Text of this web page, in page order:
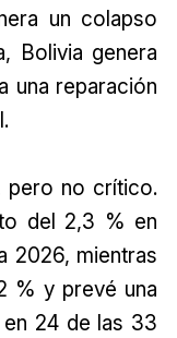
un colapso
Bolivia genera
una reparación
pero no crítico.
del 2,3 % en
2026, mientras
% y prevé una
24 de las 33